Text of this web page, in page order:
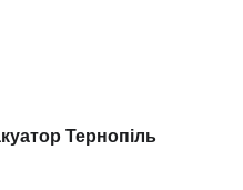
Тернопіль